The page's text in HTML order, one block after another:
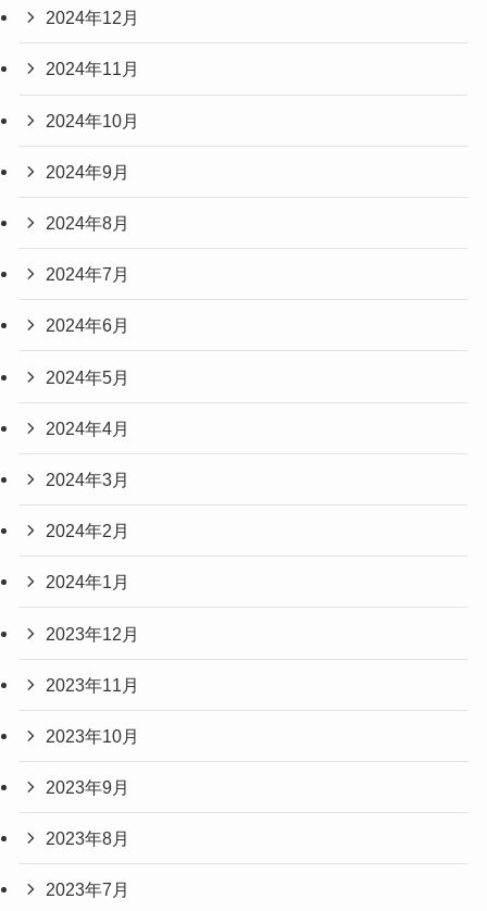
2024年12月
2024年11月
2024年10月
2024年9月
2024年8月
2024年7月
2024年6月
2024年5月
2024年4月
2024年3月
2024年2月
2024年1月
2023年12月
2023年11月
2023年10月
2023年9月
2023年8月
2023年7月